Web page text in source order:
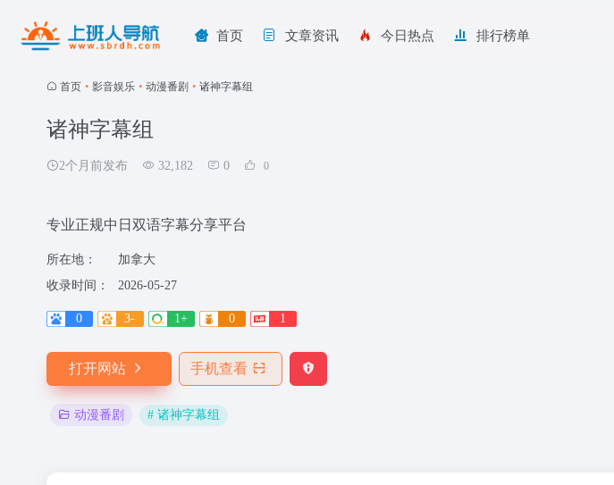
首页 文章资讯 今日热点 排行榜单
首页 • 影音娱乐 • 动漫番剧 • 诸神字幕组
诸神字幕组
2个月前发布 32,182 0 0
专业正规中日双语字幕分享平台
所在地：
加拿大
收录时间：
2026-05-27
0 3- 1+ 0 1
打开网站 手机查看
动漫番剧 # 诸神字幕组